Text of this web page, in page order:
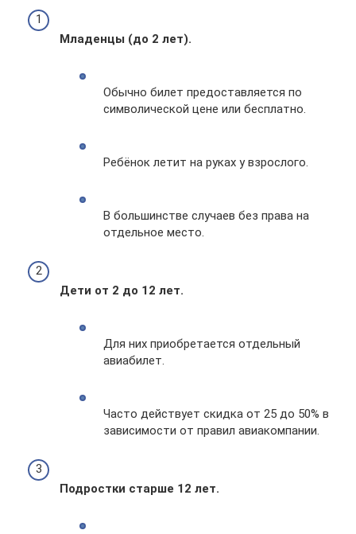
Младенцы (до 2 лет).
Обычно билет предоставляется по
символической цене или бесплатно.
Ребёнок летит на руках у взрослого.
В большинстве случаев без права на
отдельное место.
Дети от 2 до 12 лет.
Для них приобретается отдельный
авиабилет.
Часто действует скидка от 25 до 50% в
зависимости от правил авиакомпании.
Подростки старше 12 лет.